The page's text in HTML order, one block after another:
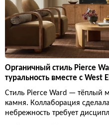
Органичный стиль Pierce
туральность вместе с West
Стиль Pierce Ward — тёплый
камня. Коллаборация
небрежность требует